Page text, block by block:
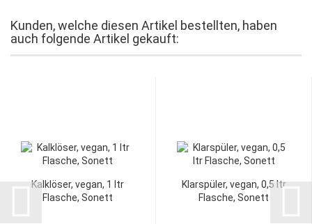
Kunden, welche diesen Artikel bestellten, haben
auch folgende Artikel gekauft:
Kalklöser, vegan, 1 ltr
Flasche, Sonett
Klarspüler, vegan, 0,5 ltr
Flasche, Sonett